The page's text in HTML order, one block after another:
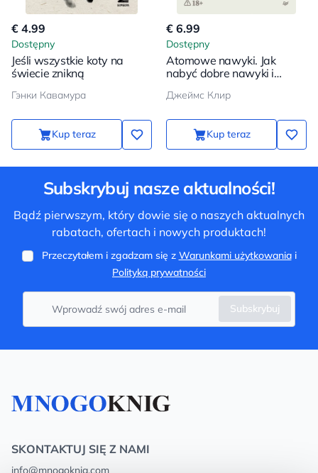
€ 4.99
Dostępny
Jeśli wszystkie koty na
świecie znikną
Гэнки Кавамура
Kup teraz
€ 6.99
Dostępny
Atomowe nawyki. Jak
nabyć dobre nawyki i
Джеймс Клир
Kup teraz
Subskrybuj nasze aktualności!
Bądź pierwszym, który dowie się o naszych aktualnych
rabatach, ofertach i nowych produktach!
Przeczytałem i zgadzam się z Warunkami użytkowaniai
Polityką prywatności
Subskrybuj
SKONTAKTUJ SIĘ Z NAMI
info@mnogoknig.com